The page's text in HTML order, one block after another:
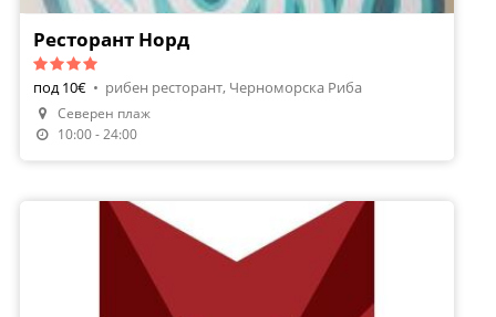
Ресторант Норд
под 10€ • рибен ресторант, Черноморска Риба
Северен плаж
10:00 - 24:00